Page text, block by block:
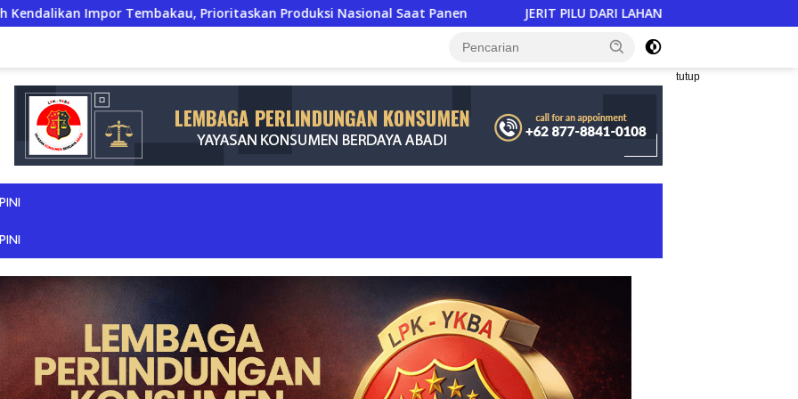
Prioritaskan Produksi Nasional Saat Panen JERIT PILU DARI LAHAN TEMBAKAU ​: Modal Tani Mencekik 2,3
tutup